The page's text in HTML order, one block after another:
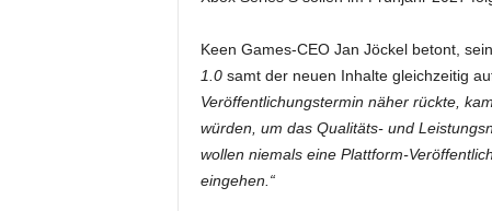
Keen Games-CEO Jan Jöckel betont,
1.0samt der neuen Inhalte gleichzeitig
Veröffentlichungstermin näher rückte,
würden, um das Qualitäts- und
wollen niemals eine Plattform-
eingehen.“